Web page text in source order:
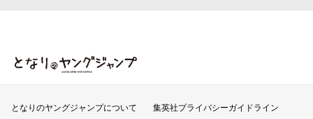
となりのヤングジャンプ
となりのヤングジャンプについて
集英社プライバシーガイドライン